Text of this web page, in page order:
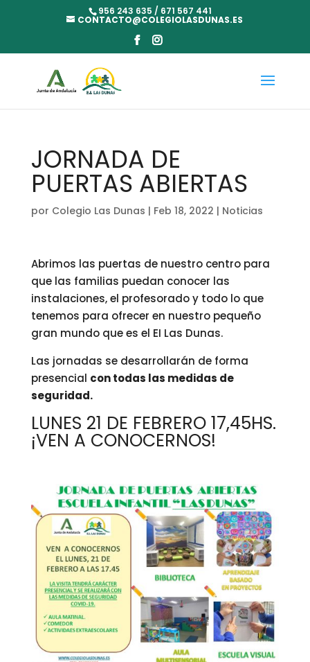
956 243 635 / 671 567 441
CONTACTO@COLEGIOLASDUNAS.ES
JORNADA DE
PUERTAS ABIERTAS
por Colegio Las Dunas | Feb 18, 2022 | Noticias
Abrimos las puertas de nuestro centro para
que las familias puedan conocer las
instalaciones, el profesorado y todo lo que
tenemos para ofrecer en nuestro pequeño
gran mundo que es el EI Las Dunas.
Las jornadas se desarrollarán de forma
presencial con todas las medidas de
seguridad.
LUNES 21 DE FEBRERO 17,45HS.
¡VEN A CONOCERNOS!